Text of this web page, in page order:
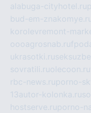
alabuga-cityhotel.ru
bud-em-
korolevremont-
oooagrosnab.ru
ukrasotki.ru
sovratili.ruolecoon.ru
rbc-news.ruporno-
13autor-kolonka.ru
hostserve.ruporno-